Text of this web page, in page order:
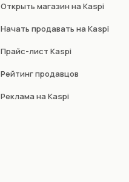
Открыть магазин на Kaspi
Начать продавать на Kaspi
Прайс-лист Kaspi
Рейтинг продавцов
Реклама на Kaspi